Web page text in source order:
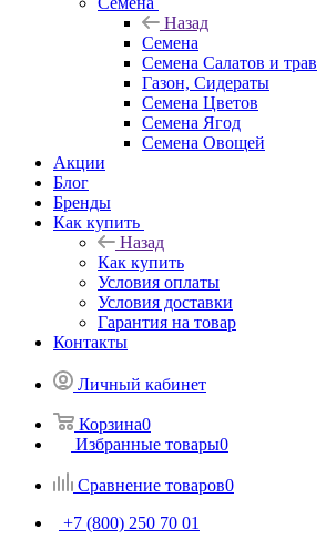
Назад
Семена
Семена Салатов и трав
Газон, Сидераты
Семена Цветов
Семена Ягод
Семена Овощей
Акции
Блог
Бренды
Как купить
Назад
Как купить
Условия оплаты
Условия доставки
Гарантия на товар
Контакты
Личный кабинет
Корзина0
Избранные товары0
Сравнение товаров0
+7 (800) 250 70 01